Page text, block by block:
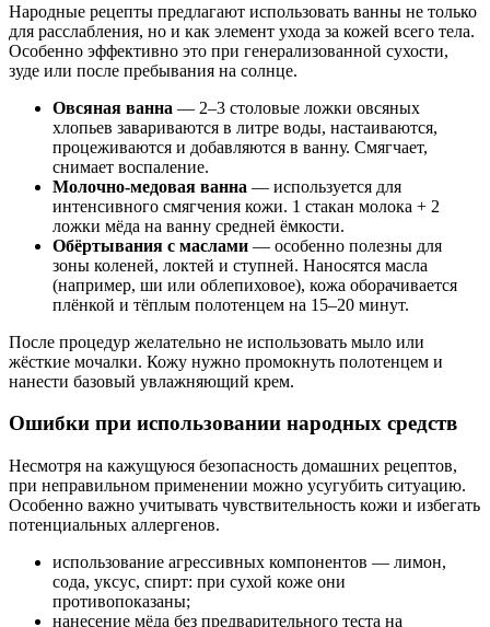
Народные рецепты предлагают использовать ванны не только
для расслабления, но и как элемент ухода за кожей всего тела.
Особенно эффективно это при генерализованной сухости,
зуде или после пребывания на солнце.
Овсяная ванна — 2–3 столовые ложки овсяных
хлопьев завариваются в литре воды, настаиваются,
процеживаются и добавляются в ванну. Смягчает,
снимает воспаление.
Молочно-медовая ванна — используется для
интенсивного смягчения кожи. 1 стакан молока + 2
ложки мёда на ванну средней ёмкости.
Обёртывания с маслами — особенно полезны для
зоны коленей, локтей и ступней. Наносятся масла
(например, ши или облепиховое), кожа оборачивается
плёнкой и тёплым полотенцем на 15–20 минут.
После процедур желательно не использовать мыло или
жёсткие мочалки. Кожу нужно промокнуть полотенцем и
нанести базовый увлажняющий крем.
Ошибки при использовании народных средств
Несмотря на кажущуюся безопасность домашних рецептов,
при неправильном применении можно усугубить ситуацию.
Особенно важно учитывать чувствительность кожи и избегать
потенциальных аллергенов.
использование агрессивных компонентов — лимон,
сода, уксус, спирт: при сухой коже они
противопоказаны;
нанесение мёда без предварительного теста на